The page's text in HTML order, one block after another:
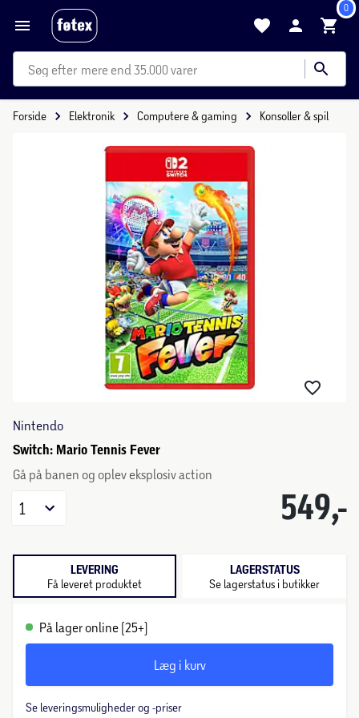
0
mere end 35.000 varer
Forside Elektronik Computere & gaming Konsoller & spil
Nintendo
Switch: Mario Tennis Fever
Gå på banen og oplev eksplosiv action
549,-
1
LEVERING
Få leveret produktet
LAGERSTATUS
Se lagerstatus i butikker
På lager online (25+)
Læg i kurv
Se leveringsmuligheder og -priser